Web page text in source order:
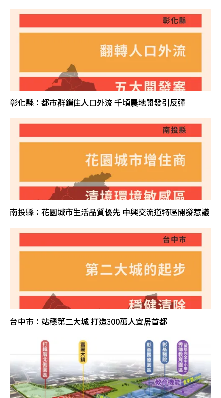
彰化縣：都市群鎖住人口外流 千頃農地開發引反彈
南投縣：花園城市生活品質優先 中興交流道特區開發惹議
台中市：站穩第二大城 打造300萬人宜居首都